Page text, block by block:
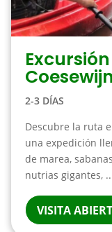
2-3 DÍAS
Descubre la ruta
una expedición
de marea,
nutrias gigantes,
VISITA